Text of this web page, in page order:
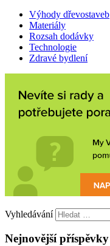
Výhody dřevostaveb
Materiály
Rozsah dodávky
Technologie
Zdravé bydlení
Vyhledávání
Nejnovější příspěvky